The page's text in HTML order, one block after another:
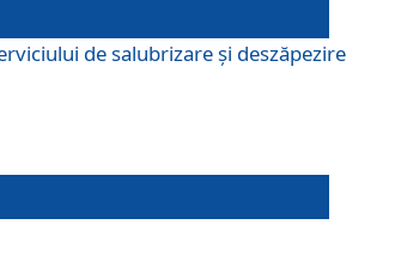
de salubrizare și deszăpezire